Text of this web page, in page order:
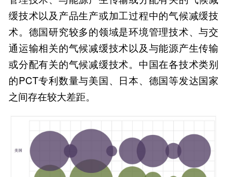
缓技术以及产品生产或加工过程中的气候减缓技
术。德国研究较多的领域是环境管理技术、与交
通运输相关的气候减缓技术以及与能源产生传输
或分配有关的气候减缓技术。中国在各技术类别
的PCT专利数量与美国、日本、德国等发达国家
之间存在较大差距。